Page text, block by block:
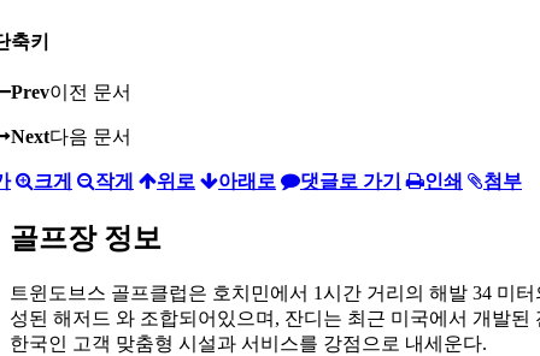
축키
Prev이전 문서
Next다음 문서
크게 작게 위로 아래로 댓글로 가기 인쇄 첨부
골프장 정보
트윈도브스 골프클럽은 호치민에서 1시간 거리의 해발 34 미
성된 해저드 와 조합되어있으며, 잔디는 최근 미국에서 개발
한국인 고객 맞춤형 시설과 서비스를 강점으로 내세운다.